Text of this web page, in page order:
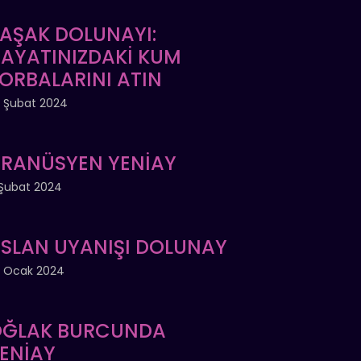
DOLUNAYI:
KUM
ATIN
Şubat 2024
YENİAY
2024
UYANIŞI DOLUNAY
Ocak 2024
BURCUNDA